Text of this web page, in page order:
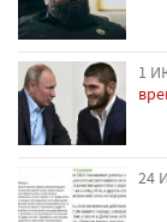
1
24